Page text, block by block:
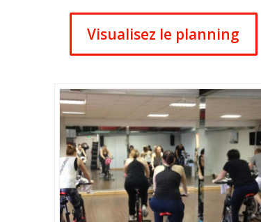
Visualisez le planning